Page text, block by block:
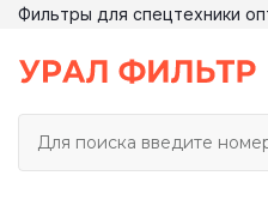
Фильтры для спецтехники